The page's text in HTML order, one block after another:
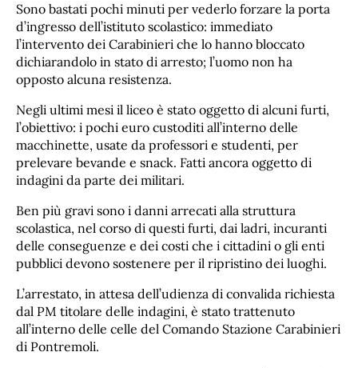
Sono bastati pochi minuti per vederlo forzare la porta
d’ingresso dell’istituto scolastico: immediato
l’intervento dei Carabinieri che lo hanno bloccato
dichiarandolo in stato di arresto; l’uomo non ha
opposto alcuna resistenza.
Negli ultimi mesi il liceo è stato oggetto di alcuni furti,
l’obiettivo: i pochi euro custoditi all’interno delle
macchinette, usate da professori e studenti, per
prelevare bevande e snack. Fatti ancora oggetto di
indagini da parte dei militari.
Ben più gravi sono i danni arrecati alla struttura
scolastica, nel corso di questi furti, dai ladri, incuranti
delle conseguenze e dei costi che i cittadini o gli enti
pubblici devono sostenere per il ripristino dei luoghi.
L’arrestato, in attesa dell’udienza di convalida richiesta
dal PM titolare delle indagini, è stato trattenuto
all’interno delle celle del Comando Stazione Carabinieri
di Pontremoli.